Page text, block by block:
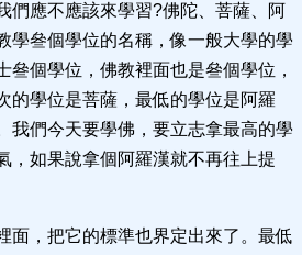
們應不應該來學習?佛陀、菩薩、阿
學叄個學位的名稱，像一般大學的學
叄個學位，佛教裡面也是叄個學位，
的學位是菩薩，最低的學位是阿羅
我們今天要學佛，要立志拿最高的學
，如果說拿個阿羅漢就不再往上提
面，把它的標準也界定出來了。最低